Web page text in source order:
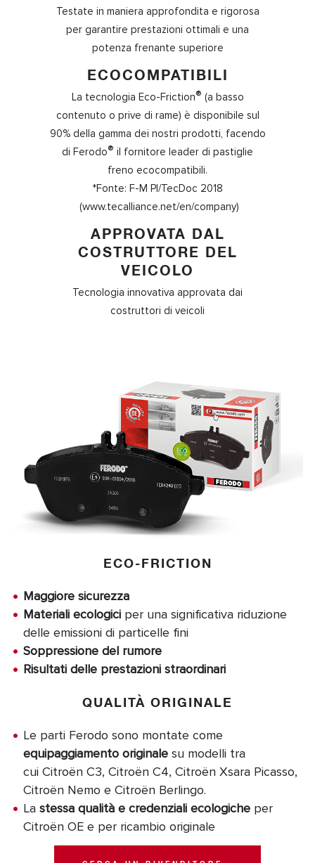
Testate in maniera approfondita e rigorosa
per garantire prestazioni ottimali e una
potenza frenante superiore
ECOCOMPATIBILI
La tecnologia Eco-Friction® (a basso
contenuto o prive di rame) è disponibile sul
90% della gamma dei nostri prodotti, facendo
di Ferodo® il fornitore leader di pastiglie
freno ecocompatibili.
*Fonte: F-M PI/TecDoc 2018
(www.tecalliance.net/en/company)
APPROVATA DAL
COSTRUTTORE DEL
VEICOLO
Tecnologia innovativa approvata dai
costruttori di veicoli
ECO-FRICTION
Maggiore sicurezza
Materiali ecologici per una significativa riduzione
delle emissioni di particelle fini
Soppressione del rumore
Risultati delle prestazioni straordinari
QUALITÀ ORIGINALE
Le parti Ferodo sono montate come
equipaggiamento originale su modelli tra
cui Citroën C3, Citroën C4, Citroën Xsara Picasso,
Citroën Nemo e Citroën Berlingo.
La stessa qualità e credenziali ecologiche per
Citroën OE e per ricambio originale